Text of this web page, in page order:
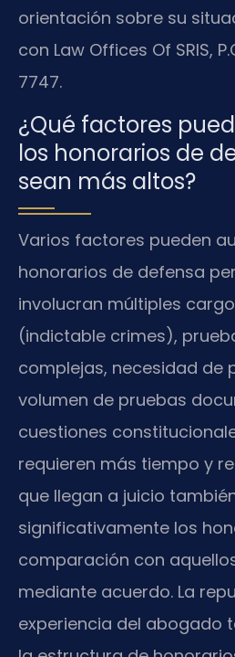
orientación sobre su
con Law Offices Of SRIS,
7747.
¿Qué factores
los honorarios de
sean más altos?
Varios factores pueden
honorarios de defensa
involucran múltiples
(indictable crimes),
complejas, necesidad de
volumen de pruebas
cuestiones
requieren más tiempo y
que llegan a juicio
significativamente los
comparación con
mediante acuerdo. La
experiencia del abogado